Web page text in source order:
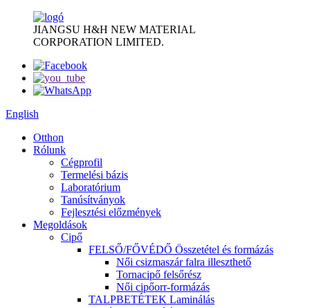
JIANGSU H&H NEW MATERIAL
CORPORATION LIMITED.
English
Otthon
Rólunk
Cégprofil
Termelési bázis
Laboratórium
Tanúsítványok
Fejlesztési előzmények
Megoldások
Cipő
FELSŐ/FŐVÉDŐ Összetétel és formázás
Női csizmaszár falra illeszthető
Tornacipő felsőrész
Női cipőorr-formázás
TALPBETÉTEK Laminálás